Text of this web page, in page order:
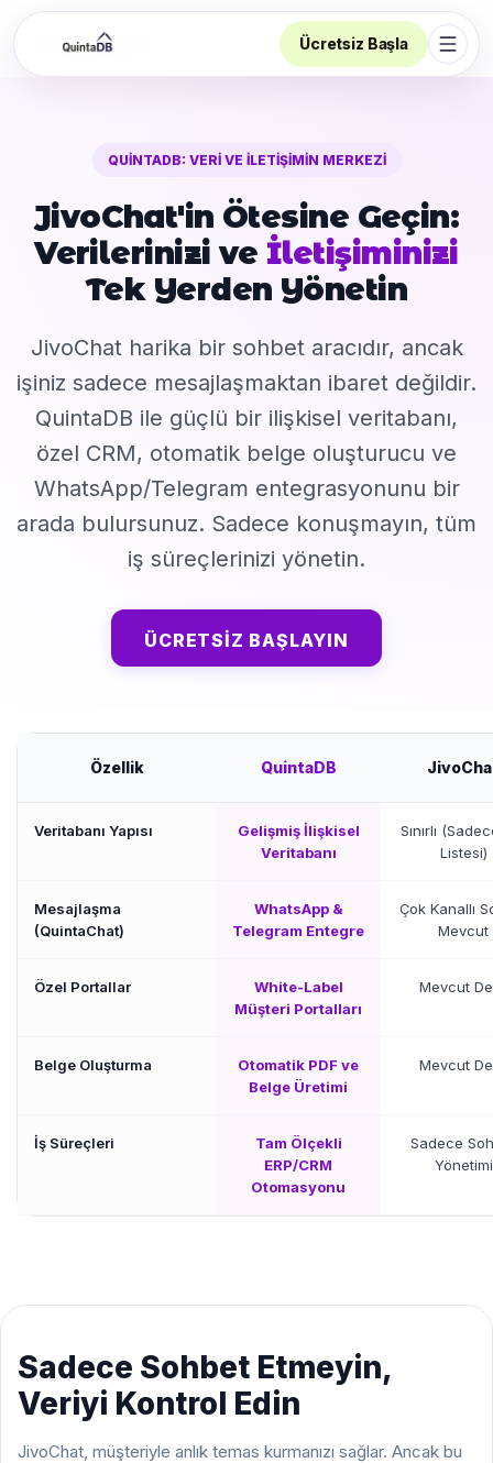
Ücretsiz Başla
QUINTADB: VERI VE İLETIŞIMIN MERKEZI
JivoChat'in Ötesine Geçin:
Verilerinizi ve İletişiminizi
Tek Yerden Yönetin
JivoChat harika bir sohbet aracıdır, ancak
işiniz sadece mesajlaşmaktan ibaret değildir.
QuintaDB ile güçlü bir ilişkisel veritabanı,
özel CRM, otomatik belge oluşturucu ve
WhatsApp/Telegram entegrasyonunu bir
arada bulursunuz. Sadece konuşmayın, tüm
iş süreçlerinizi yönetin.
ÜCRETSIZ BAŞLAYIN
Özellik QuintaDB
Veritabanı Yapısı
Gelişmiş İlişkisel
Veritabanı
Sınırlı
Listesi)
Mesajlaşma
(QuintaChat)
WhatsApp &
Telegram Entegre
Çok Kanallı
Mevcut
Özel Portallar
White-Label
Müşteri Portalları
Mevcut
Belge Oluşturma
Otomatik PDF ve
Belge Üretimi
Mevcut
İş Süreçleri
Tam Ölçekli
ERP/CRM
Otomasyonu
Sadece
Yönetimi
Sadece Sohbet Etmeyin,
Veriyi Kontrol Edin
JivoChat, müşteriyle anlık temas kurmanızı sağlar. Ancak bu